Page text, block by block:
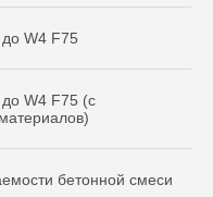
W4 F75
W4 F75 (с
бетонной смеси